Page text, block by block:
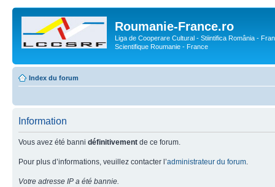
Roumanie-France.ro
Liga de Cooperare Cultural - Stiintifica România -
Scientifique Roumanie - France
Index du forum
Information
Vous avez été banni définitivement de ce forum.
Pour plus d’informations, veuillez contacter l’administrateur du forum
Votre adresse IP a été bannie.